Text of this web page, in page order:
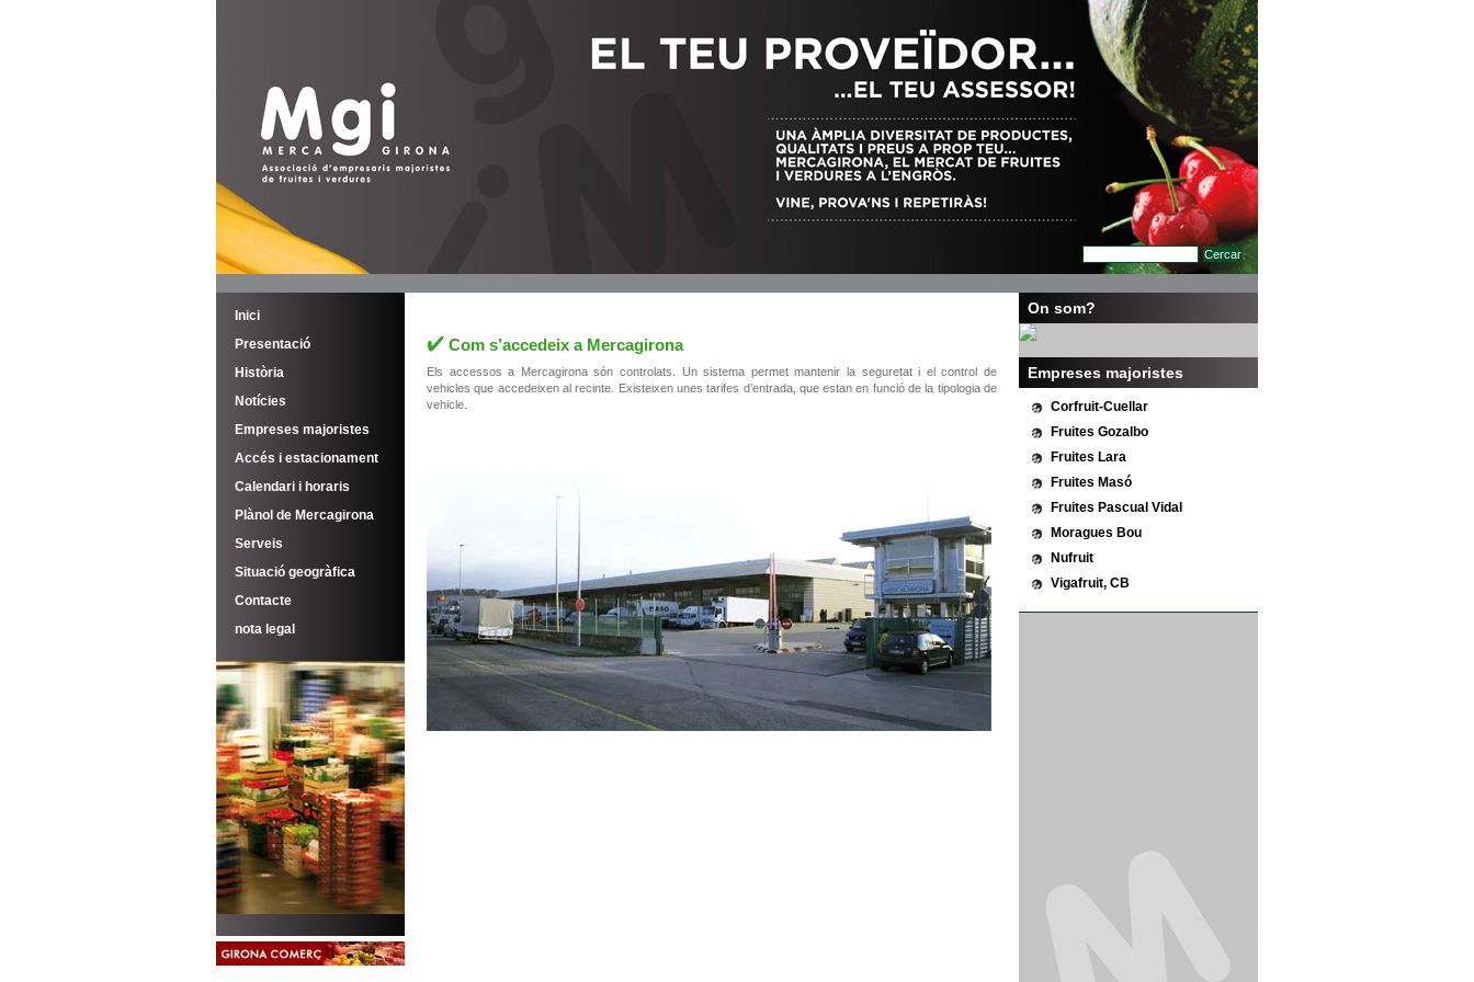
Inici
Presentació
Història
Notícies
Empreses majoristes
Accés i estacionament
Calendari i horaris
Plànol de Mercagirona
Serveis
Situació geogràfica
Contacte
nota legal
Com s’accedeix a Mercagirona
Els accessos a Mercagirona són controlats. Un sistema permet mantenir la seguretat i el control de
vehicles que accedeixen al recinte. Existeixen unes tarifes d’entrada, que estan en funció de la tipologia de
vehicle.
On som?
Empreses majoristes
Corfruit-Cuellar
Fruites Gozalbo
Fruites Lara
Fruites Masó
Fruites Pascual Vidal
Moragues Bou
Nufruit
Vigafruit, CB